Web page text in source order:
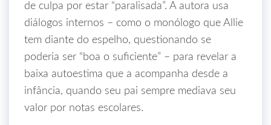
de culpa por estar “paralisada”. A autora usa
diálogos internos – como o monólogo que Allie
tem diante do espelho, questionando se
poderia ser “boa o suficiente” – para revelar a
baixa autoestima que a acompanha desde a
infância, quando seu pai sempre mediava seu
valor por notas escolares.